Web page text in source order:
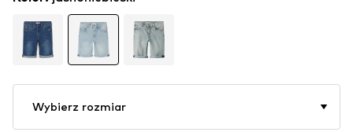
Wybierz rozmiar